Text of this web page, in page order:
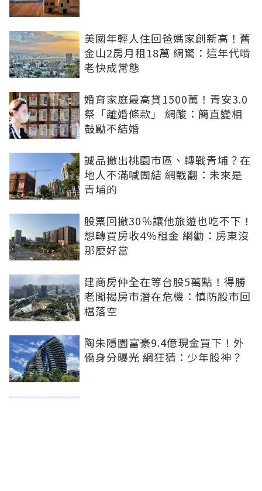
美國年輕人住回爸媽家創新高！舊
金山2房月租18萬 網驚：這年代啃
老快成常態
婚育家庭最高貸1500萬！青安3.0
祭「離婚條款」 網酸：簡直變相
鼓勵不結婚
誠品撤出桃園市區、轉戰青埔？在
地人不滿喊團結 網戰翻：未來是
青埔的
股票回撤30％讓他旅遊也吃不下！
想轉買房收4％租金 網勸：房東沒
那麼好當
建商房仲全在等台股5萬點！得勝
老闆揭房市潛在危機：慎防股市回
檔落空
陶朱隱園富豪9.4億現金買下！外
僑身分曝光 網狂猜：少年股神？